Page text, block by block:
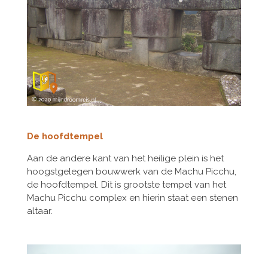
De hoofdtempel
Aan de andere kant van het heilige plein is het
hoogstgelegen bouwwerk van de Machu Picchu,
de hoofdtempel. Dit is grootste tempel van het
Machu Picchu complex en hierin staat een stenen
altaar.